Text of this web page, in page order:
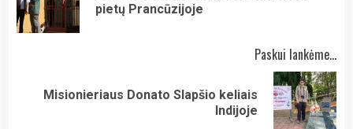
pietų Prancūzijoje
Paskui lankėme...
Misionieriaus Donato Slapšio keliais
Indijoje